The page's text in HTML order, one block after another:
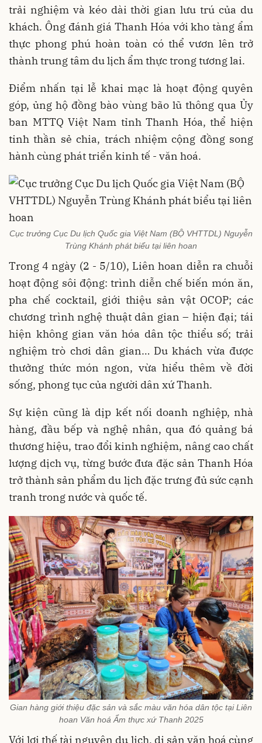
trải nghiệm và kéo dài thời gian lưu trú của du
khách. Ông đánh giá Thanh Hóa với kho tàng ẩm
thực phong phú hoàn toàn có thể vươn lên trở
thành trung tâm du lịch ẩm thực trong tương lai.
Điểm nhấn tại lễ khai mạc là hoạt động quyên
góp, ủng hộ đồng bào vùng bão lũ thông qua Ủy
ban MTTQ Việt Nam tỉnh Thanh Hóa, thể hiện
tinh thần sẻ chia, trách nhiệm cộng đồng song
hành cùng phát triển kinh tế - văn hoá.
Cục trưởng Cục Du lịch Quốc gia Việt Nam (BỘ VHTTDL) Nguyễn
Trùng Khánh phát biểu tại liên hoan
Trong 4 ngày (2 - 5/10), Liên hoan diễn ra chuỗi
hoạt động sôi động: trình diễn chế biến món ăn,
pha chế cocktail, giới thiệu sản vật OCOP; các
chương trình nghệ thuật dân gian – hiện đại; tái
hiện không gian văn hóa dân tộc thiểu số; trải
nghiệm trò chơi dân gian… Du khách vừa được
thưởng thức món ngon, vừa hiểu thêm về đời
sống, phong tục của người dân xứ Thanh.
Sự kiện cũng là dịp kết nối doanh nghiệp, nhà
hàng, đầu bếp và nghệ nhân, qua đó quảng bá
thương hiệu, trao đổi kinh nghiệm, nâng cao chất
lượng dịch vụ, từng bước đưa đặc sản Thanh Hóa
trở thành sản phẩm du lịch đặc trưng đủ sức cạnh
tranh trong nước và quốc tế.
Gian hàng giới thiệu đặc sản và sắc màu văn hóa dân tộc tại Liên
hoan Văn hoá Ẩm thực xứ Thanh 2025
Với lợi thế tài nguyên du lịch, di sản văn hoá cùng